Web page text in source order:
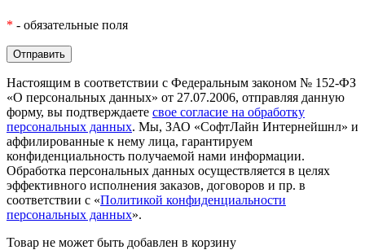
* - обязательные поля
Настоящим в соответствии с Федеральным законом № 152-ФЗ
«О персональных данных» от 27.07.2006, отправляя данную
форму, вы подтверждаете свое согласие на обработку
персональных данных. Мы, ЗАО «СофтЛайн Интернейшнл» и
аффилированные к нему лица, гарантируем
конфиденциальность получаемой нами информации.
Обработка персональных данных осуществляется в целях
эффективного исполнения заказов, договоров и пр. в
соответствии с «Политикой конфиденциальности
персональных данных».
Товар не может быть добавлен в корзину